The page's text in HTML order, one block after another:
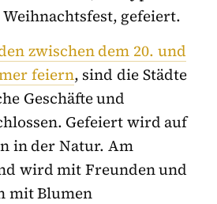
gefeiert.
zwischen dem 20. und
feiern, sind die Städte
Geschäfte und
Gefeiert wird auf
in der Natur. Am
wird mit Freunden und
mit Blumen